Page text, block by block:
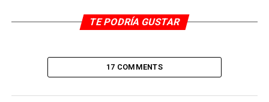
desarrollaban investigaciones relacionadas con
agentes, quienes repelieron la agresión e ingresaron al
TE PODRÍA GUSTAR
17 COMMENTS